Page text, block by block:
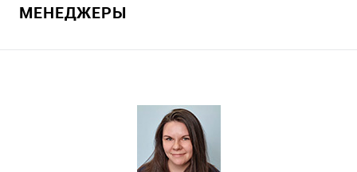
В избранное
МЕНЕДЖЕРЫ